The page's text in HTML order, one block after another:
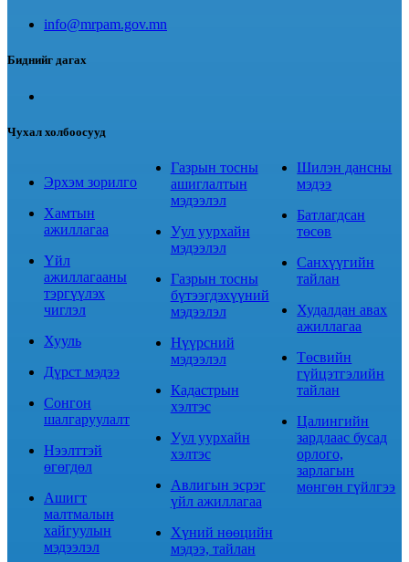
info@mrpam.gov.mn
Биднийг дагах
Чухал холбоосууд
Эрхэм зорилго
Хамтын
ажиллагаа
Үйл
ажиллагааны
тэргүүлэх
чиглэл
Хууль
Дүрст мэдээ
Сонгон
шалгаруулалт
Нээлттэй
өгөгдөл
Ашигт
малтмалын
хайгуулын
мэдээлэл
Газрын тосны
ашиглалтын
мэдээлэл
Уул уурхайн
мэдээлэл
Газрын тосны
бүтээгдэхүүний
мэдээлэл
Нүүрсний
мэдээлэл
Кадастрын
хэлтэс
Уул уурхайн
хэлтэс
Авлигын эсрэг
үйл ажиллагаа
Хүний нөөцийн
мэдээ, тайлан
Шилэн дансны
мэдээ
Батлагдсан
төсөв
Санхүүгийн
тайлан
Худалдан авах
ажиллагаа
Төсвийн
гүйцэтгэлийн
тайлан
Цалингийн
зардлаас бусад
орлого,
зарлагын
мөнгөн гүйлгээ